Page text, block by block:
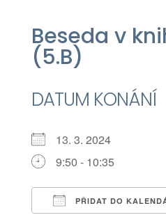
Beseda v
(5.B)
DATUM KONÁNÍ
13. 3. 2024
9:50 - 10:35
PŘIDAT DO